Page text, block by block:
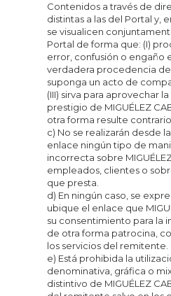
Contenidos a través de
distintas a las del Portal y,
se visualicen
Portal de forma que: (I)
error, confusión o engaño
verdadera procedencia
suponga un acto de
(III) sirva para aprovechar
prestigio de MIGUÉLEZ
otra forma resulte
c) No se realizarán desde
enlace ningún tipo de
incorrecta sobre
empleados, clientes o
que presta.
d) En ningún caso, se
ubique el enlace que
su consentimiento para la
de otra forma patrocina,
los servicios del remitente.
e) Está prohibida la
denominativa, gráfica o
distintivo de MIGUÉLEZ